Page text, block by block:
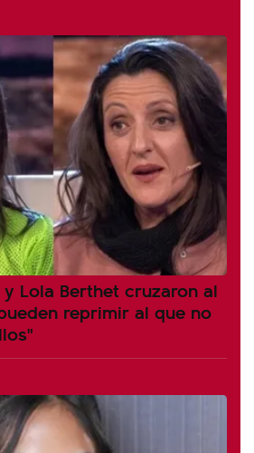
y Lola Berthet cruzaron al
reprimir al que no